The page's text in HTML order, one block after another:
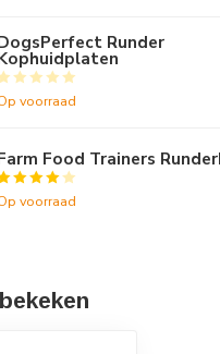
Runder
voorraad
Food Trainers
voorraad